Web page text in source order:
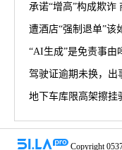
承诺“增高”构成欺诈
遭酒店“强制退单”该
“AI生成”是免责事由
驾驶证逾期未换，出
Copyright